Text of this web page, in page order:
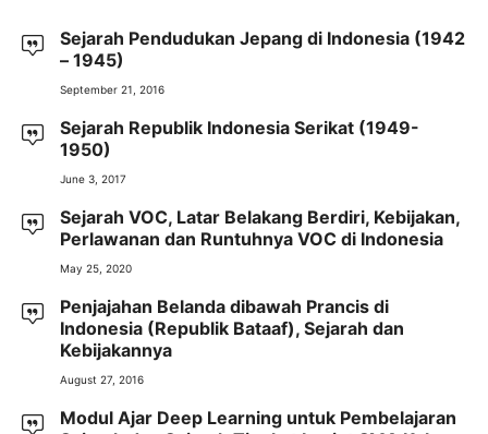
Sejarah Pendudukan Jepang di Indonesia (1942
– 1945)
September 21, 2016
Sejarah Republik Indonesia Serikat (1949-
1950)
June 3, 2017
Sejarah VOC, Latar Belakang Berdiri, Kebijakan,
Perlawanan dan Runtuhnya VOC di Indonesia
May 25, 2020
Penjajahan Belanda dibawah Prancis di
Indonesia (Republik Bataaf), Sejarah dan
Kebijakannya
August 27, 2016
Modul Ajar Deep Learning untuk Pembelajaran